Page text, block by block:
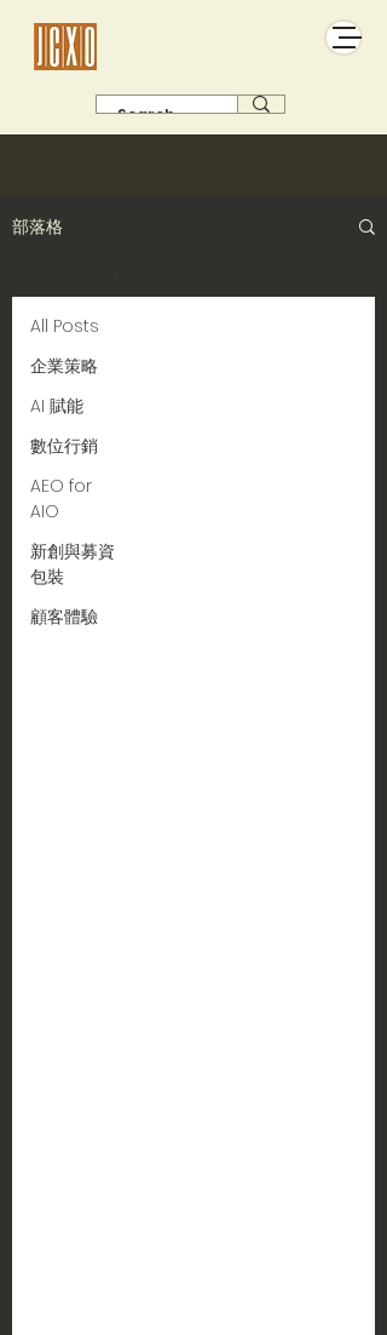
部落格
All Posts
企業策略
AI 賦能
數位行銷
AEO for
AIO
新創與募資
包裝
顧客體驗